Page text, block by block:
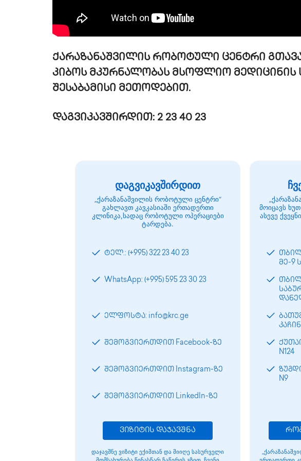
ქარაზანაშვილის რობოტული ცენტრი
კიბოს მკურნალობას მსოფლიო მედიცინის
შესაბამისი მეთოდებით.
დაგვიკავშირდით: 2 23 40 23
დაგვიკავშირდით
„ქარაზანაშვილის რობოტული ცენტრი“
გახლავთ კავკასიაში ერთადერთი
კლინიკა,სადაც რობოტული ოპერაციები
ტარდება.
ტელ.: (+995) 322 23 40 23
WhatsApp: (+995) 595 23 30 23
ელფოსტა: info@krc.ge
შემოგვიერთდით Facebook-ზე
შემოგვიერთდით Instagram-ზე
შემოგვიერთდით LinkedIn-ზე
ვიზიტის დაჯავშნა
დაჯავშნე ვიზიტი ექიმთან და მიიღე სასურველი
მოიცავს
ასევე
მე-9
N124
N9